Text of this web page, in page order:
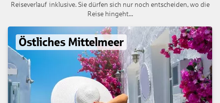
Reiseverlauf inklusive. Sie dürfen sich nur noch entscheiden, wo die
Reise hingeht...
Östliches Mittelmeer